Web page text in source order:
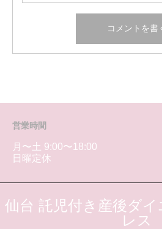
営業時間
月〜土 9:00〜18:00
日曜定休
仙台 託児付き産後ダ
レス